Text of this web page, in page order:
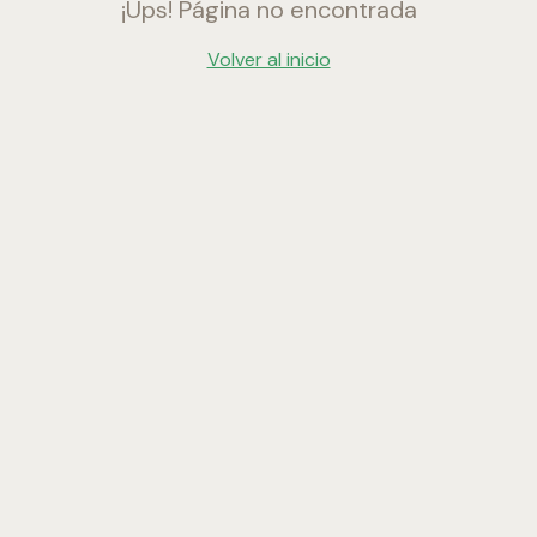
¡Ups! Página no encontrada
Volver al inicio